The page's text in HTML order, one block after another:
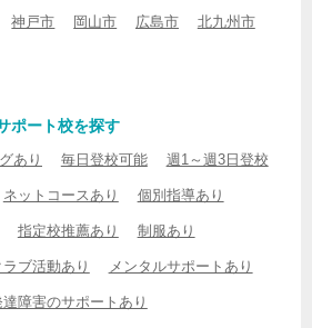
神戸市 岡山市 広島市 北九州市
ポート校を探す
あり 毎日登校可能 週1～週3日登校
ネットコースあり 個別指導あり
指定校推薦あり 制服あり
ラブ活動あり メンタルサポートあり
達障害のサポートあり